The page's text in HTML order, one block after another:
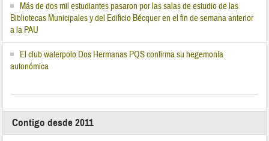
Más de dos mil estudiantes pasaron por las salas de estudio de las
Bibliotecas Municipales y del Edificio Bécquer en el fin de semana anterior
a la PAU
El club waterpolo Dos Hermanas PQS confirma su hegemonía
autonómica
Contigo desde 2011